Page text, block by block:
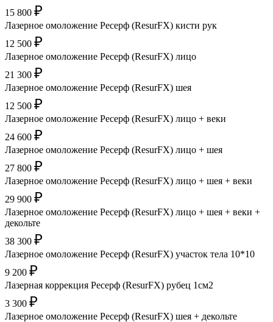
15 800 ₽
Лазерное омоложение Ресерф (ResurFX) кисти рук
12 500 ₽
Лазерное омоложение Ресерф (ResurFX) лицо
21 300 ₽
Лазерное омоложение Ресерф (ResurFX) шея
12 500 ₽
Лазерное омоложение Ресерф (ResurFX) лицо + веки
24 600 ₽
Лазерное омоложение Ресерф (ResurFX) лицо + шея
27 800 ₽
Лазерное омоложение Ресерф (ResurFX) лицо + шея + веки
29 900 ₽
Лазерное омоложение Ресерф (ResurFX) лицо + шея + веки +
декольте
38 300 ₽
Лазерное омоложение Ресерф (ResurFX) участок тела 10*10
9 200 ₽
Лазерная коррекция Ресерф (ResurFX) рубец 1см2
3 300 ₽
Лазерное омоложение Ресерф (ResurFX) шея + декольте